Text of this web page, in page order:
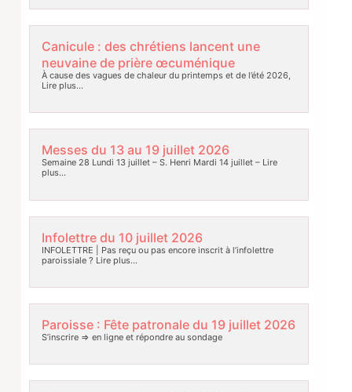
Canicule : des chrétiens lancent une
neuvaine de prière œcuménique
À cause des vagues de chaleur du printemps et de l’été 2026,
Lire plus…
Messes du 13 au 19 juillet 2026
Semaine 28 Lundi 13 juillet – S. Henri Mardi 14 juillet –Lire
plus…
Infolettre du 10 juillet 2026
INFOLETTRE | Pas reçu ou pas encore inscrit à l’infolettre
paroissiale ? Lire plus…
Paroisse : Fête patronale du 19 juillet 2026
S’inscrire => en ligne et répondre au sondage